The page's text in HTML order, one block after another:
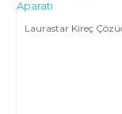
Laurastar Kireç